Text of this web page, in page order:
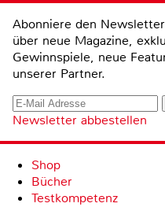
Abonniere den
über neue Magazine,
Gewinnspiele, neue
unserer Partner.
Newsletter abbestellen
Shop
Bücher
Testkompetenz